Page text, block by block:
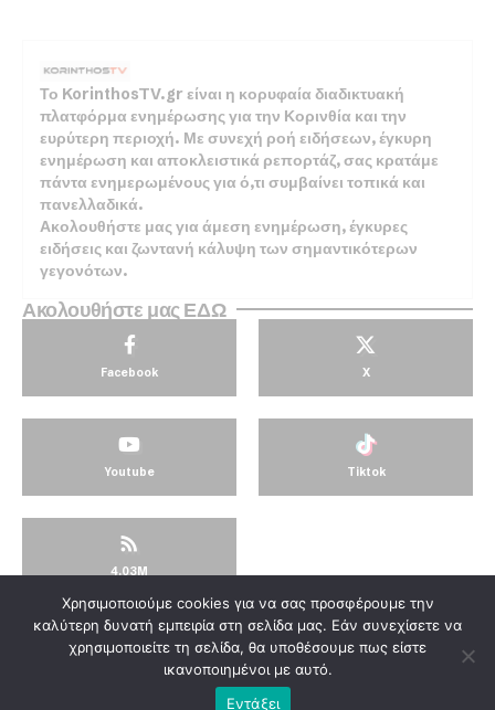
Το KorinthosTV.gr είναι η κορυφαία διαδικτυακή
πλατφόρμα ενημέρωσης για την Κορινθία και την
ευρύτερη περιοχή. Με συνεχή ροή ειδήσεων, έγκυρη
ενημέρωση και αποκλειστικά ρεπορτάζ, σας κρατάμε
πάντα ενημερωμένους για ό,τι συμβαίνει τοπικά και
πανελλαδικά.
Ακολουθήστε μας για άμεση ενημέρωση, έγκυρες
ειδήσεις και ζωντανή κάλυψη των σημαντικότερων
γεγονότων.
Ακολουθήστε μας ΕΔΩ
Facebook X
Youtube Tiktok
4.03M
© KorinthosTV @2025
Χρησιμοποιούμε cookies για να σας προσφέρουμε την
καλύτερη δυνατή εμπειρία στη σελίδα μας. Εάν συνεχίσετε να
χρησιμοποιείτε τη σελίδα, θα υποθέσουμε πως είστε
ικανοποιημένοι με αυτό.
Εντάξει